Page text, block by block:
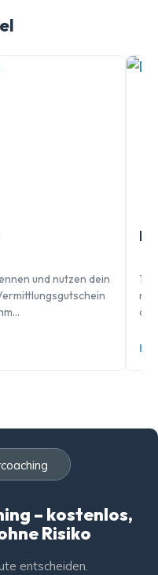
und nutzen dein
1.
– kostenlos,
Risiko
entscheiden.